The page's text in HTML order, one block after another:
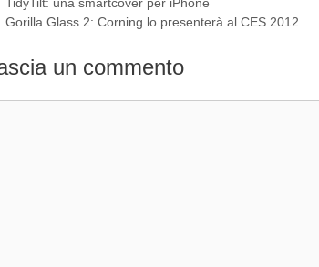
Gorilla Glass 2: Corning lo presenterà al CES 2012
un commento